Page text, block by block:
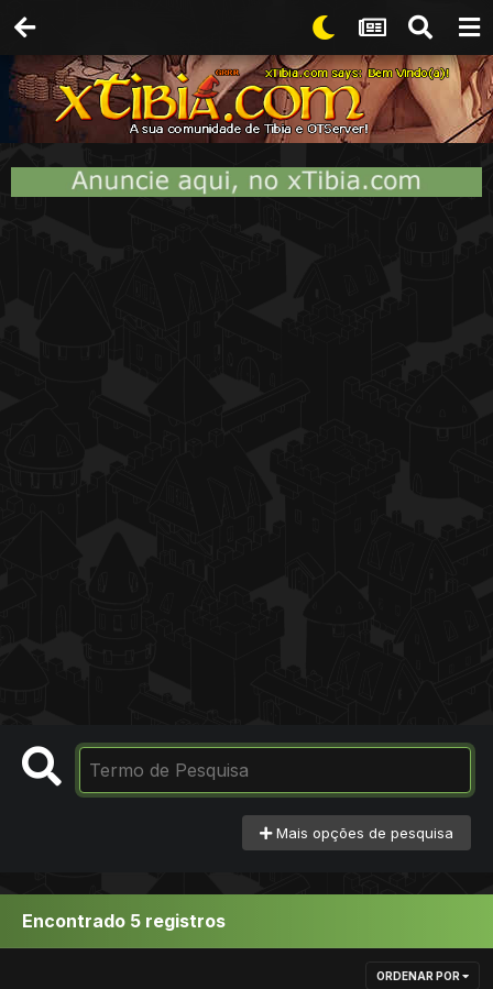
Mais opções de pesquisa
Encontrado 5 registros
ORDENAR POR